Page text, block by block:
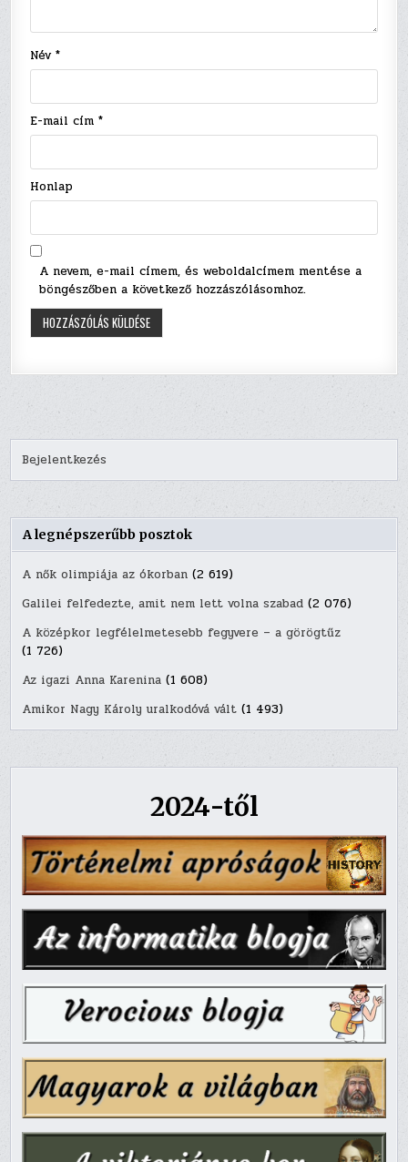
Név*
E-mail cím*
Honlap
A nevem, e-mail címem, és weboldalcímem mentése a
böngészőben a következő hozzászólásomhoz.
Bejelentkezés
A legnépszerűbb posztok
A nők olimpiája az ókorban (2 619)
Galilei felfedezte, amit nem lett volna szabad (2 076)
A középkor legfélelmetesebb fegyvere – a görögtűz
(1 726)
Az igazi Anna Karenina (1 608)
Amikor Nagy Károly uralkodóvá vált (1 493)
2024-től